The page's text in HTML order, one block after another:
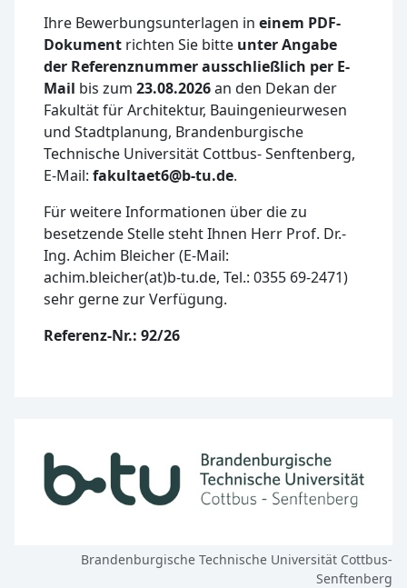
Ihre Bewerbungsunterlagen in einem PDF-
Dokument richten Sie bitte unter Angabe
der Referenznummer ausschließlich per E-
Mail bis zum 23.08.2026an den Dekan der
Fakultät für Architektur, Bauingenieurwesen
und Stadtplanung, Brandenburgische
Technische Universität Cottbus- Senftenberg,
E-Mail: fakultaet6@b-tu.de.
Für weitere Informationen über die zu
besetzende Stelle steht Ihnen Herr Prof. Dr.-
Ing. Achim Bleicher (E-Mail:
achim.bleicher(at)b-tu.de, Tel.: 0355 69-2471)
sehr gerne zur Verfügung.
Referenz-Nr.: 92/26
Brandenburgische Technische Universität Cottbus-
Senftenberg